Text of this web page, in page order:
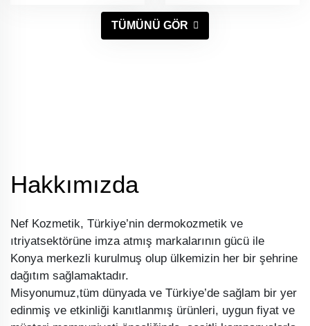
TÜMÜNÜ GÖR
Hakkımızda
Nef Kozmetik, Türkiye’nin dermokozmetik ve
ıtriyatsektörüne imza atmış markalarının gücü ile
Konya merkezli kurulmuş olup ülkemizin her bir şehrine
dağıtım sağlamaktadır.
Misyonumuz,tüm dünyada ve Türkiye’de sağlam bir yer
edinmiş ve etkinliği kanıtlanmış ürünleri, uygun fiyat ve